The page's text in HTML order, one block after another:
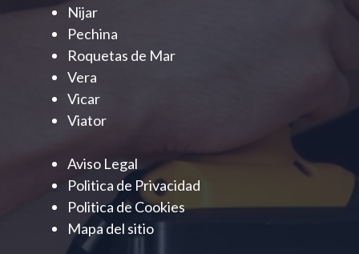
Nijar
Pechina
Roquetas de Mar
Vera
Vicar
Viator
Aviso Legal
Politica de Privacidad
Politica de Cookies
Mapa del sitio